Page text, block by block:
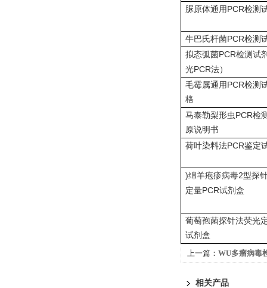
脲原体通用 PCR检测
牛巴氏杆菌PCR检测
拟态弧菌PCR检测试
光PCR法）
毛霉属通用 PCR检测
格
马泰勒梨形虫PCR检
原说明书
荷叶染料法PCR鉴定
)绵羊疱疹病毒2型探
定量PCR试剂盒
葡萄孢菌探针法荧光
试剂盒
上一篇： WU多瘤病毒
相关产品